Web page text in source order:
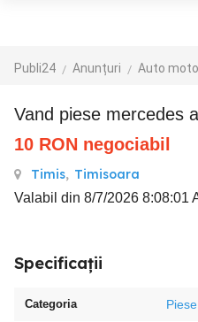
Publi24 Anunțuri Auto moto
vand piese mercedes
10 RON negociabil
Timis, Timisoara
Valabil din 8/7/2026 8:08:01
Specificații
Categoria